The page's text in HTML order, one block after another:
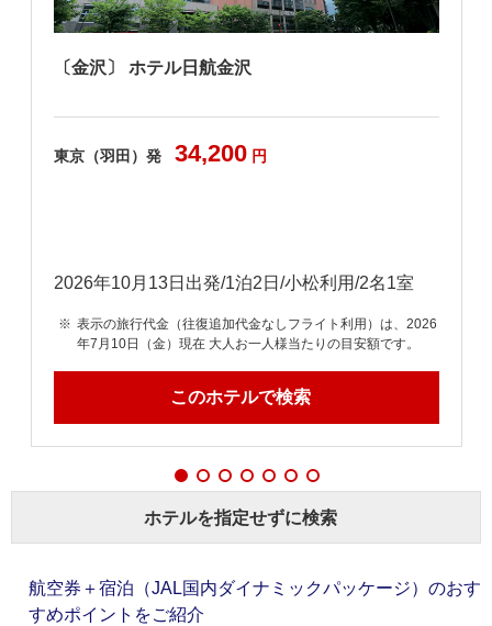
〔金沢〕 ホテル日航金沢
東京（羽田）発 34,200 円
2026年10月13日出発/1泊2日/小松利用/2名1室
表示の旅行代金（往復追加代金なしフライト利用）は、2026
年7月10日（金）現在 大人お一人様当たりの目安額です。
このホテルで検索
ホテルを指定せずに検索
航空券＋宿泊（JAL国内ダイナミックパッケージ）のおす
すめポイントをご紹介